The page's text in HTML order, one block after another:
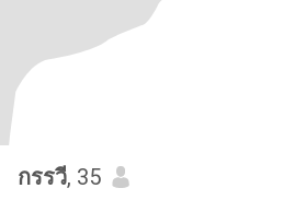
กรรวี, 35